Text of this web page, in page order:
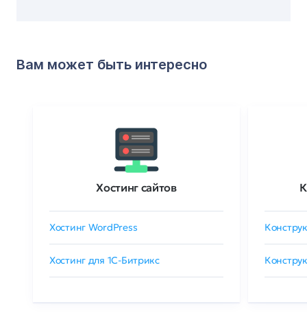
Вам может быть интересно
Хостинг сайтов
Хостинг WordPress
Хостинг для 1C-Битрикс